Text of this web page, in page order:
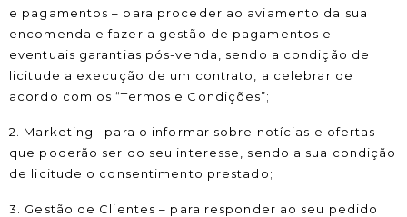
e pagamentos – para proceder ao aviamento da sua
encomenda e fazer a gestão de pagamentos e
eventuais garantias pós-venda, sendo a condição de
licitude a execução de um contrato, a celebrar de
acordo com os “Termos e Condições”;
2. Marketing– para o informar sobre notícias e ofertas
que poderão ser do seu interesse, sendo a sua condição
de licitude o consentimento prestado;
3. Gestão de Clientes – para responder ao seu pedido